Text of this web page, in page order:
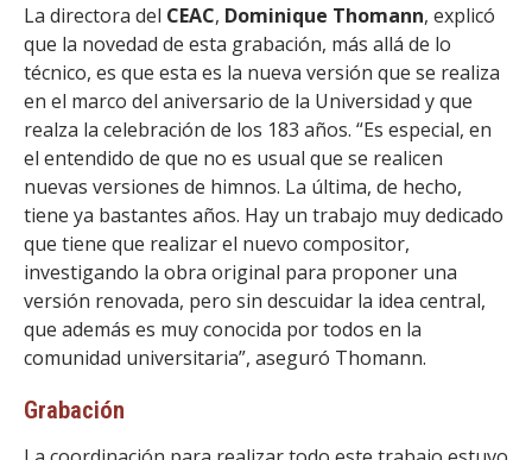
La directora del CEAC, Dominique Thomann, explicó
que la novedad de esta grabación, más allá de lo
técnico, es que esta es la nueva versión que se realiza
en el marco del aniversario de la Universidad y que
realza la celebración de los 183 años. “Es especial, en
el entendido de que no es usual que se realicen
nuevas versiones de himnos. La última, de hecho,
tiene ya bastantes años. Hay un trabajo muy dedicado
que tiene que realizar el nuevo compositor,
investigando la obra original para proponer una
versión renovada, pero sin descuidar la idea central,
que además es muy conocida por todos en la
comunidad universitaria”, aseguró Thomann.
Grabación